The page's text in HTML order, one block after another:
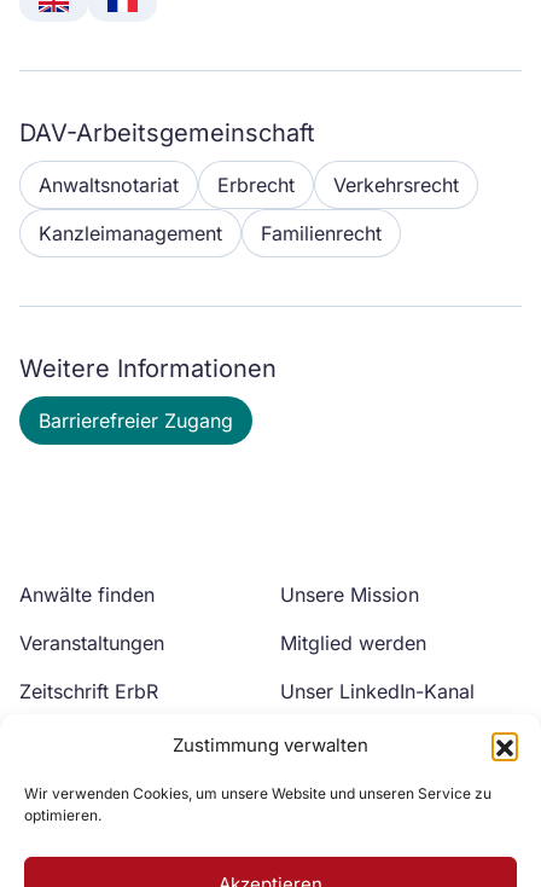
Zustimmung verwalten
Wir verwenden Cookies, um unsere Website und unseren Service zu
optimieren.
English Français
DAV-Arbeitsgemeinschaft
Anwaltsnotariat Erbrecht
Verkehrsrecht
Kanzleimanagement
Familienrecht
Weitere Informationen
Barrierefreier Zugang
Anwälte finden
Veranstaltungen
Zeitschrift ErbR
Unsere Mission
Mitglied werden
Unser LinkedIn-Kanal
Unser YouTube-Kanal